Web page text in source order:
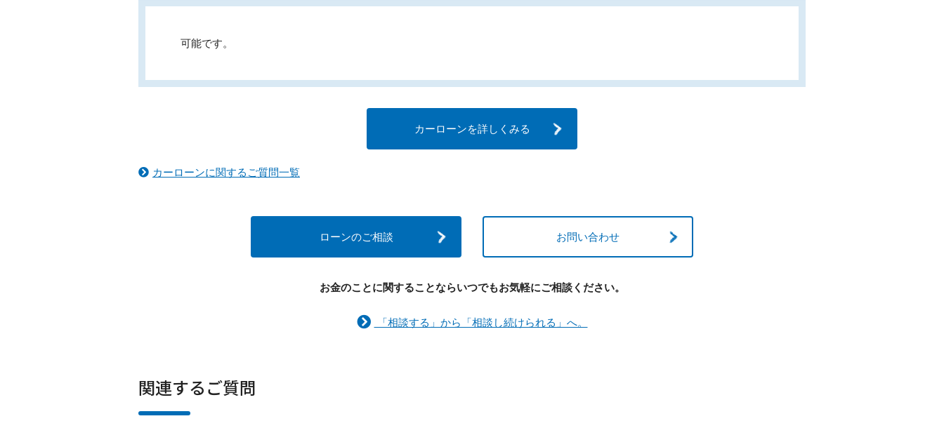
可能です。
カーローンを詳しくみる
カーローンに関するご質問一覧
ローンのご相談 お問い合わせ
お金のことに関することならいつでもお気軽にご相談ください。
「相談する」から「相談し続けられる」へ。
関連するご質問